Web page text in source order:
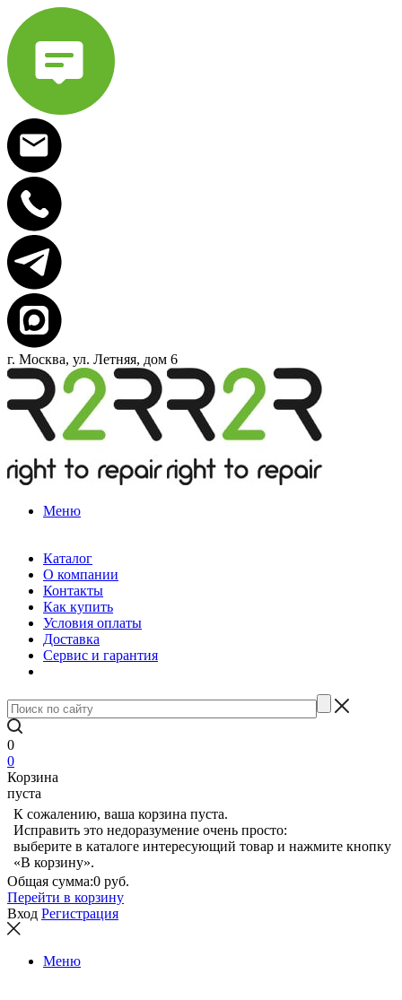
г. Москва, ул. Летняя, дом 6
Меню
Каталог
О компании
Контакты
Как купить
Условия оплаты
Доставка
Сервис и гарантия
0
0
Корзина
пуста
К сожалению, ваша корзина пуста.
Исправить это недоразумение очень просто:
выберите в каталоге интересующий товар и нажмите кнопку
«В корзину».
Общая сумма:0 руб.
Перейти в корзину
Вход Регистрация
Меню